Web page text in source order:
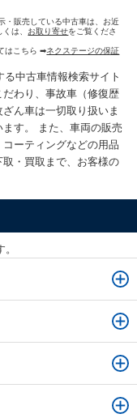
・販売している中古車は、お近
は、 お取り寄せをご覧くださ
はこちら ➡ネクステージの保証
る中古車情報検索サイト
わり、事故車（修復歴
ん車は一切取り扱いま
ます。 また、車両の販売
ーティングなどの用品
・買取まで、お客様の